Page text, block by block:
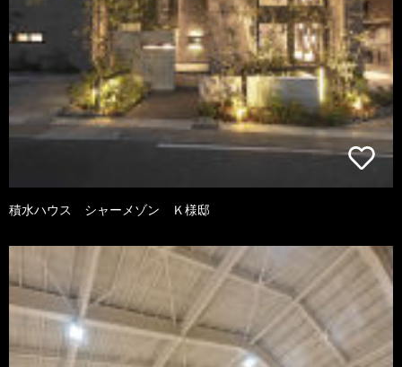
積水ハウス シャーメゾン Ｋ様邸